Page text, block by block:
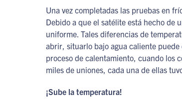
Una vez completadas las pruebas en
Debido a que el satélite está hecho de
uniforme. Tales diferencias de
abrir, situarlo bajo agua caliente
proceso de calentamiento, cuando los
miles de uniones, cada una de ellas
¡Sube la temperatura!